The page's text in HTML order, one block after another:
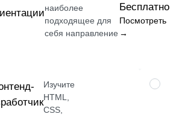
наиболее
подходящее для
себя направление
Бесплатно
Посмотреть
→
Изучите
HTML,
CSS,
НАВЫК